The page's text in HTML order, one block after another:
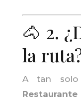
🐴 2.
la
A tan